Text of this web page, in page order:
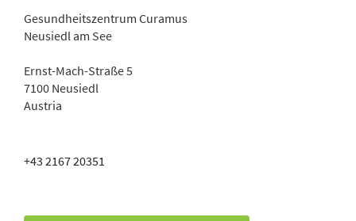
Gesundheitszentrum Curamus
Neusiedl am See
Ernst-Mach-Straße 5
7100 Neusiedl
Austria
+43 2167 20351